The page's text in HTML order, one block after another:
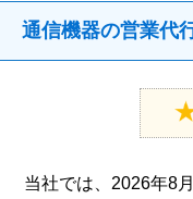
通信機器の営業代
当社では、2026年8